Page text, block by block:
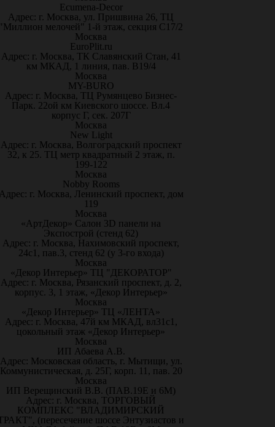
Ecumena-Decor
Адрес: г. Москва, ул. Пришвина 26, ТЦ
мелочей" 1-й этаж, секция С17/2
Москва
EuroPlit.ru
Адрес: г. Москва, ТК Славянский Стан, 41
км МКАД, 1 линия, пав. В19/4
Москва
MY-BURO
Адрес: г. Москва, ТЦ Румянцево Бизнес-
Парк. 22ой км Киевского шоссе. Вл.4
корпус Г, сек. 207Г
Москва
New Light
Адрес: г. Москва, Волгоградский проспект
32, к 25. ТЦ метр квадратный 2 этаж, п.
199-122
Москва
Nobby Rooms
г. Москва, Ленинский проспект, дом
119
Москва
«АртДекор» Салон 3D панели на
Экспострой (стенд 62)
Адрес: г. Москва, Нахимовский проспект,
24с1, пав.3, стенд 62 (у 3-го входа)
Москва
«Декор Интерьер» ТЦ "ДЕКОРАТОР"
Адрес: г. Москва, Рязанский проспект, д. 2,
корпус. 3, 1 этаж, «Декор Интерьер»
Москва
«Декор Интерьер» ТЦ «ЛЕНТА»
Адрес: г. Москва, 47й км МКАД, вл31с1,
цокольный этаж «Декор Интерьер»
Москва
ИП Абаева А.В.
Адрес: Московская область, г. Мытищи, ул.
Коммунистическая, д. 25Г, корп. 11, пав. 20
Москва
ИП Верещинский В.В. (ПАВ.19Е и 6М)
Адрес: г. Москва, ТОРГОВЫЙ
КОМПЛЕКС "ВЛАДИМИРСКИЙ
(пересечение шоссе Энтузиастов и